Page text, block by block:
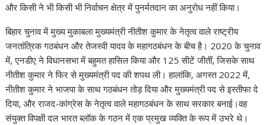
और किसी ने भी किसी भी निर्वाचन क्षेत्र में पुनर्मतदान का अनुरोध नहीं किया।
बिहार चुनाव में मुख्य मुकाबला मुख्यमंत्री नीतीश कुमार के नेतृत्व वाले राष्ट्रीय
जनतांत्रिक गठबंधन और तेजस्वी यादव के महागठबंधन के बीच है। 2020 के चुनाव
में, एनडीए ने विधानसभा में बहुमत हासिल किया और 125 सीटें जीतीं, जिसके साथ
नीतीश कुमार ने फिर से मुख्यमंत्री पद की शपथ ली। हालांकि, अगस्त 2022 में,
नीतीश कुमार ने भाजपा के साथ गठबंधन तोड़ दिया और मुख्यमंत्री पद से इस्तीफा दे
दिया, और राजद-कांग्रेस के नेतृत्व वाले महागठबंधन के साथ सरकार बनाई।वह
संयुक्त विपक्षी दल भारत ब्लॉक के गठन में एक प्रमुख व्यक्ति के रूप में उभरे थे।